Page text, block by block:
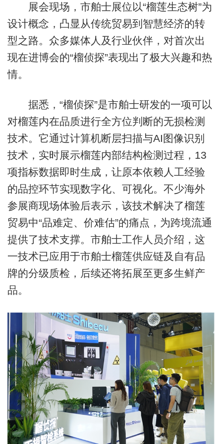
展会现场，市舶士展位以“榴莲生态树”为
设计概念，凸显从传统贸易到智慧经济的转
型之路。众多媒体人及行业伙伴，对首次出
现在进博会的“榴侦探”表现出了极大兴趣和热
情。
据悉，“榴侦探”是市舶士研发的一项可以
对榴莲内在品质进行全方位判断的无损检测
技术。它通过计算机断层扫描与AI图像识别
技术，实时展示榴莲内部结构检测过程，13
项指标数据即时生成，让原本依赖人工经验
的品控环节实现数字化、可视化。不少海外
参展商现场体验后表示，该技术解决了榴莲
贸易中“品难定、价难估”的痛点，为跨境流通
提供了技术支撑。市舶士工作人员介绍，这
一技术已应用于市舶士榴莲供应链及自有品
牌的分级质检，后续还将拓展至更多生鲜产
品。